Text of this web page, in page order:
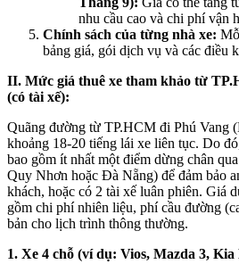
nhu cầu cao và chi phí vận
Chính sách của từng nhà xe:
bảng giá, gói dịch vụ và các điều
II. Mức giá thuê xe tham khảo từ
(có tài xế):
Quãng đường từ TP.HCM đi Phú Vang
khoảng 18-20 tiếng lái xe liên tục. Do
bao gồm ít nhất một điểm dừng chân
Quy Nhơn hoặc Đà Nẵng) để đảm bảo
khách, hoặc có 2 tài xế luân phiên. Giá
gồm chi phí nhiên liệu, phí cầu đường
bản cho lịch trình thông thường.
1. Xe 4 chỗ (ví dụ: Vios, Mazda 3,